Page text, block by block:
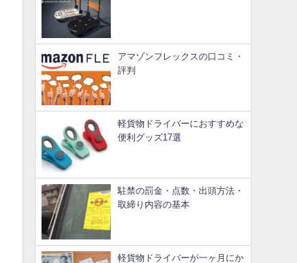
アマゾンフレックスの口コミ・
評判
軽貨物ドライバーにおすすめな
便利グッズ17選
駐禁の罰金・点数・出頭方法・
取締り内容の基本
軽貨物ドライバーが一ヶ月にか